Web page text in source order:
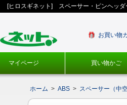
[ヒロスギネット] スペーサー・ピンヘッ
お買い物
マイページ 買い物かご
ホーム > ABS > スペーサー（中